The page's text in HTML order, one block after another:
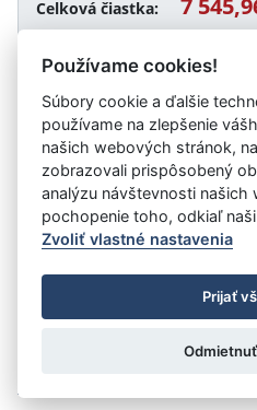
Celková čiastka: 7
Návrat späť
Vystavil:TEPELNÉ
Úrad vlády SR
- Všetky
Prehlásenie o prístupnosti
Nastavenia cookies
: Aglo Solutions
Používame cookies!
Súbory cookie a ďalšie
používame na zlepšenie
našich webových stránok,
zobrazovali prispôsobený
analýzu návštevnosti našich
pochopenie toho, odkiaľ
Zvoliť vlastné nastavenia
Prijať